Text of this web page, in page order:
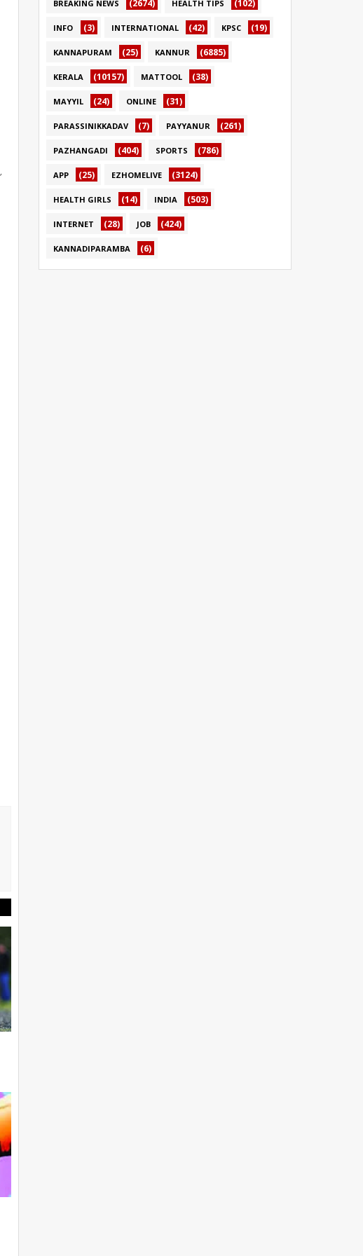
BREAKING NEWS (2674) HEALTH TIPS (102)
INFO (3) INTERNATIONAL (42) KPSC (19)
KANNAPURAM (25) KANNUR (6885)
KERALA (10157) MATTOOL (38)
MAYYIL (24) ONLINE (31)
PARASSINIKKADAV (7) PAYYANUR (261)
PAZHANGADI (404) SPORTS (786)
APP (25) EZHOMELIVE (3124)
HEALTH GIRLS (14) INDIA (503)
INTERNET (28) JOB (424)
KANNADIPARAMBA (6)